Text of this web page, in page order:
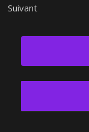
Suivant